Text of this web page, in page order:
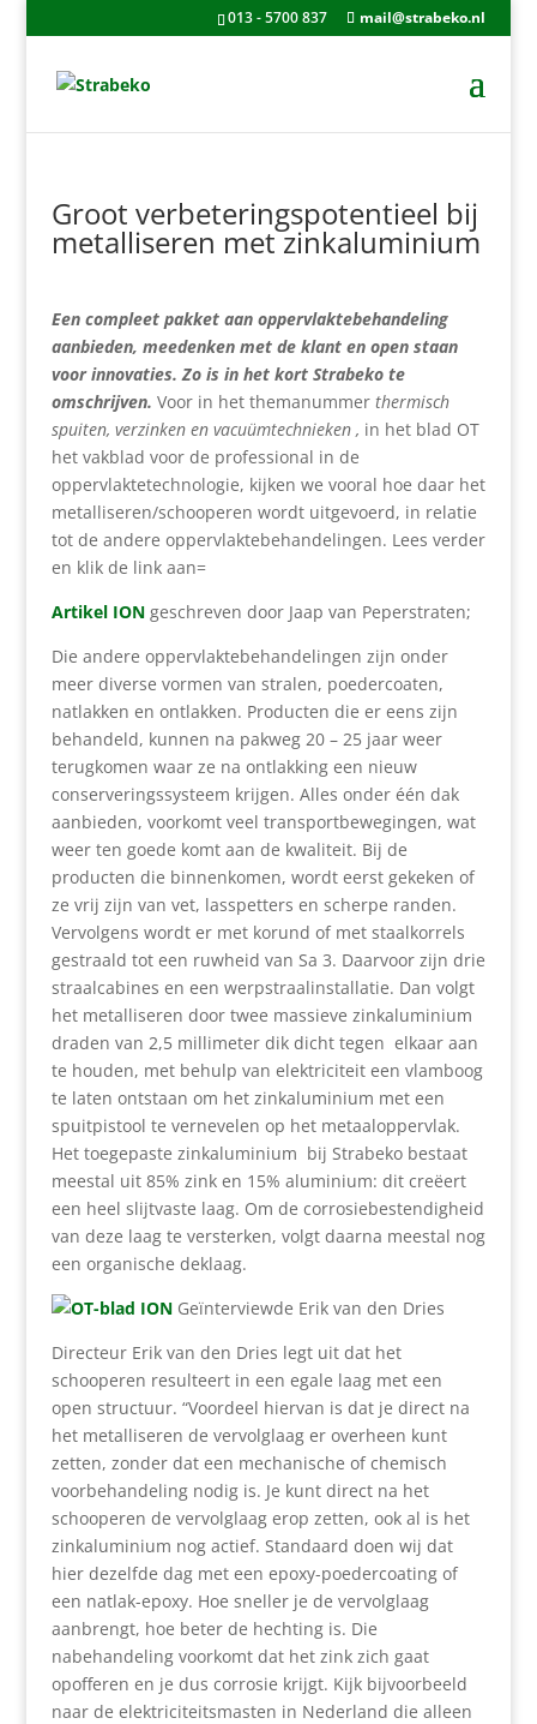
013 - 5700 837 mail@strabeko.nl
Groot verbeteringspotentieel bij
metalliseren met zinkaluminium
Een compleet pakket aan oppervlaktebehandeling
aanbieden, meedenken met de klant en open staan
voor innovaties. Zo is in het kort Strabeko te
omschrijven. Voor in het themanummer thermisch
spuiten, verzinken en vacuümtechnieken , in het blad OT
het vakblad voor de professional in de
oppervlaktetechnologie, kijken we vooral hoe daar het
metalliseren/schooperen wordt uitgevoerd, in relatie
tot de andere oppervlaktebehandelingen. Lees verder
en klik de link aan=
Artikel ION geschreven door Jaap van Peperstraten;
Die andere oppervlaktebehandelingen zijn onder
meer diverse vormen van stralen, poedercoaten,
natlakken en ontlakken. Producten die er eens zijn
behandeld, kunnen na pakweg 20 – 25 jaar weer
terugkomen waar ze na ontlakking een nieuw
conserveringssysteem krijgen. Alles onder één dak
aanbieden, voorkomt veel transportbewegingen, wat
weer ten goede komt aan de kwaliteit. Bij de
producten die binnenkomen, wordt eerst gekeken of
ze vrij zijn van vet, lasspetters en scherpe randen.
Vervolgens wordt er met korund of met staalkorrels
gestraald tot een ruwheid van Sa 3. Daarvoor zijn drie
straalcabines en een werpstraalinstallatie. Dan volgt
het metalliseren door twee massieve zinkaluminium
draden van 2,5 millimeter dik dicht tegen elkaar aan
te houden, met behulp van elektriciteit een vlamboog
te laten ontstaan om het zinkaluminium met een
spuitpistool te vernevelen op het metaaloppervlak.
Het toegepaste zinkaluminium bij Strabeko bestaat
meestal uit 85% zink en 15% aluminium: dit creëert
een heel slijtvaste laag. Om de corrosiebestendigheid
van deze laag te versterken, volgt daarna meestal nog
een organische deklaag.
Geïnterviewde Erik van den Dries
Directeur Erik van den Dries legt uit dat het
schooperen resulteert in een egale laag met een
open structuur. “Voordeel hiervan is dat je direct na
het metalliseren de vervolglaag er overheen kunt
zetten, zonder dat een mechanische of chemisch
voorbehandeling nodig is. Je kunt direct na het
schooperen de vervolglaag erop zetten, ook al is het
zinkaluminium nog actief. Standaard doen wij dat
hier dezelfde dag met een epoxy-poedercoating of
een natlak-epoxy. Hoe sneller je de vervolglaag
aanbrengt, hoe beter de hechting is. Die
nabehandeling voorkomt dat het zink zich gaat
opofferen en je dus corrosie krijgt. Kijk bijvoorbeeld
naar de elektriciteitsmasten in Nederland die alleen